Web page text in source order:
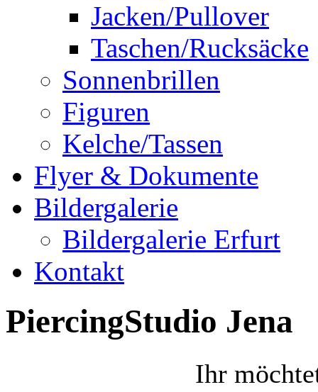
Jacken/Pullover
Taschen/Rucksäcke
Sonnenbrillen
Figuren
Kelche/Tassen
Flyer & Dokumente
Bildergalerie
Bildergalerie Erfurt
Kontakt
PiercingStudio Jena
Ihr